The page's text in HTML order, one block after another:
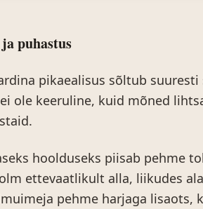
puhastus
pikaealisus sõltub
ole keeruline, kuid mõned
hoolduseks piisab pehme
ettevaatlikult alla, liikudes
pehme harjaga lisaots,